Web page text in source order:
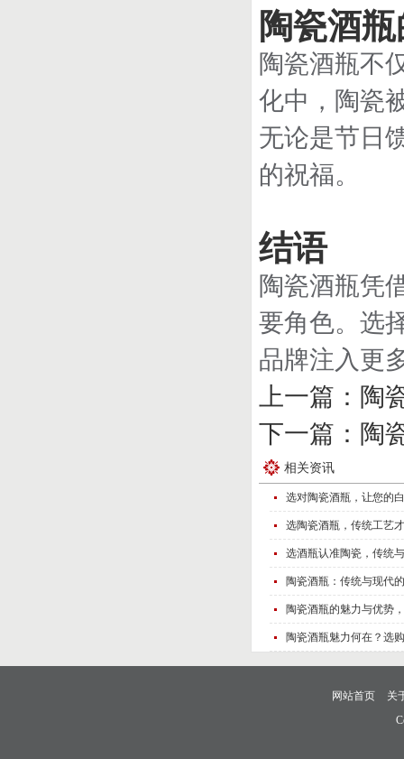
陶瓷酒
陶瓷酒瓶不
化中，陶瓷
无论是节日
的祝福。
结语
陶瓷酒瓶凭
要角色。选
品牌注入更
上一篇： 陶
下一篇： 陶
相关资讯
选对陶瓷酒瓶，让您的
选陶瓷酒瓶，传统工艺
选酒瓶认准陶瓷，传统
陶瓷酒瓶：传统与现代
陶瓷酒瓶的魅力与优势
陶瓷酒瓶魅力何在？选
网站首页
关